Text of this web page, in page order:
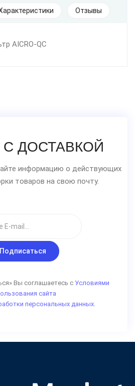
Отзывы
AICRO-QC
ДОСТАВКОЙ
информацию о действующих
товаров на свою почту.
Подписаться
Вы соглашаетесь с Условиями
сайта
персональных данных.